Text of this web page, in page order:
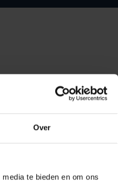
Over
te bieden en om ons
Hammerlit
Metro
Zarges
BINBIN